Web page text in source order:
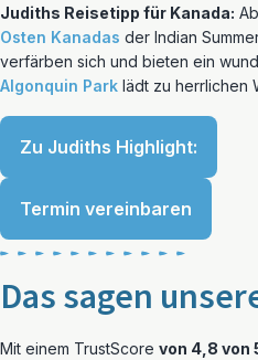
Judiths Reisetipp für Kanada:
Osten Kanadas der Indian
verfärben sich und bieten ein
Algonquin Park lädt zu herrlichen
Zu Judiths Highlight:
Termin vereinbaren
Das sagen
Mit einem TrustScore von 4,8 von